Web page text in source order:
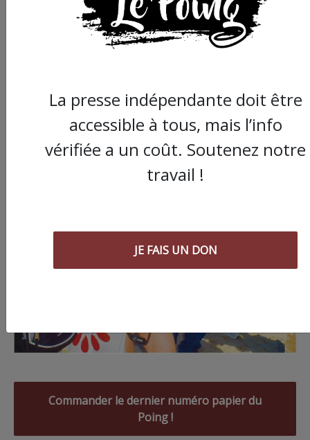
Commander le dernier numéro papier du
Poing !
La presse indépendante doit être
accessible à tous, mais l’info
vérifiée a un coût. Soutenez notre
travail !
JE FAIS UN DON